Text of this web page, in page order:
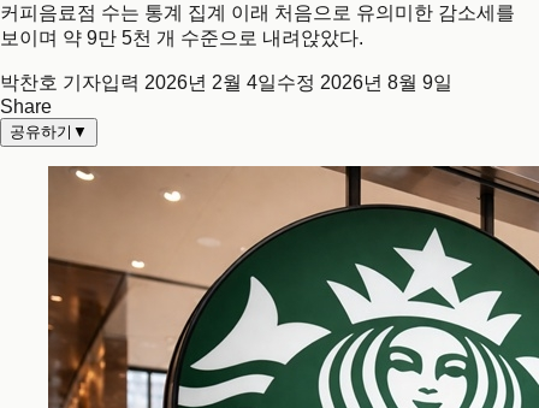
커피음료점 수는 통계 집계 이래 처음으로 유의미한 감소세를
보이며 약 9만 5천 개 수준으로 내려앉았다.
박찬호 기자입력 2026년 2월 4일수정 2026년 8월 9일
Share
공유하기 ▼